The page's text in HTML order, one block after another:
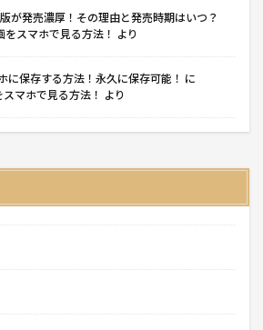
が発売濃厚！その理由と発売時期はいつ？
スマホで見る方法！ より
に保存する方法！永久に保存可能！ に
マホで見る方法！ より